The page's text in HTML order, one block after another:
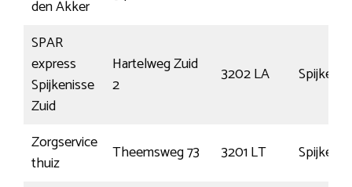
den Akker
SPAR
express
Spijkenisse
Zuid
Hartelweg Zuid
2
3202 LA
Zorgservice
thuiz
Theemsweg 73 3201 LT